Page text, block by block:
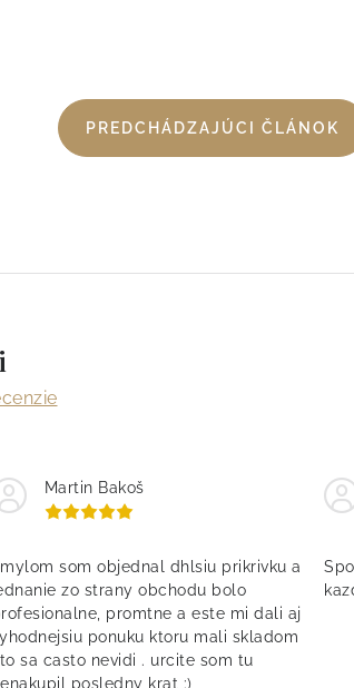
PREDCHÁDZAJÚCI ČLÁNOK
Martin Bakoš
som objednal dhlsiu prikrivku a
zo strany obchodu bolo
promtne a este mi dali aj
ponuku ktoru mali skladom
sa casto nevidi . urcite som tu
posledny krat :)